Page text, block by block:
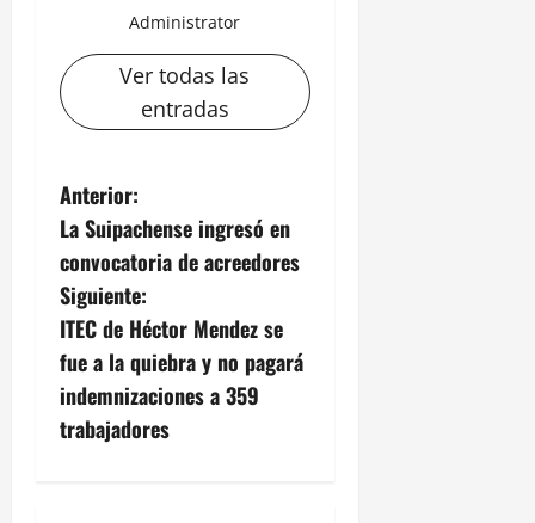
Administrator
Ver todas las
entradas
N
a
v
e
g
a
Anterior:
La Suipachense ingresó en
convocatoria de acreedores
Siguiente:
ITEC de Héctor Mendez se
fue a la quiebra y no pagará
indemnizaciones a 359
trabajadores